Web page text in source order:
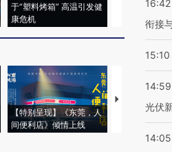
于“塑料烤箱” 高温引发健
康危机
术：是什么让
心“花钱找虐”
【特别呈现】《东莞，人
间便利店》倾情上线
【推广】走进
会，让数智科
16:42
衔接
15:10
14:59
光伏
14:05